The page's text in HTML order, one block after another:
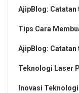
AjipBlog:
Tips Cara
AjipBlog:
Teknologi Laser
Inovasi